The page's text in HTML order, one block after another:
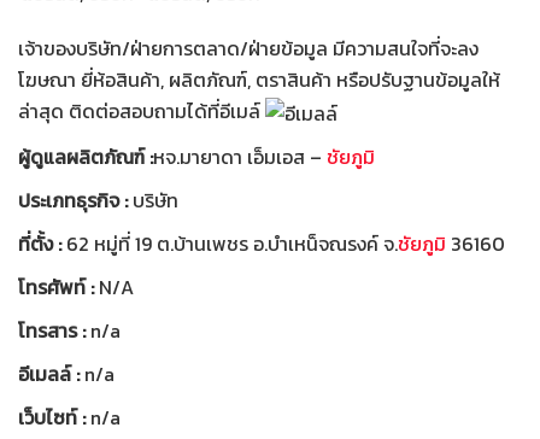
เจ้าของบริษัท/ฝ่ายการตลาด/ฝ่ายข้อมูล มีความสนใจที่จะลง
โฆษณา ยี่ห้อสินค้า, ผลิตภัณฑ์, ตราสินค้า หรือปรับฐานข้อมูลให้
ล่าสุด ติดต่อสอบถามได้ที่อีเมล์
ผู้ดูแลผลิตภัณฑ์ :หจ.มายาดา เอ็มเอส – ชัยภูมิ
ประเภทธุรกิจ :บริษัท
ที่ตั้ง :62 หมู่ที่ 19 ต.บ้านเพชร อ.บำเหน็จณรงค์ จ.ชัยภูมิ 36160
โทรศัพท์ :N/A
โทรสาร :n/a
อีเมลล์ :n/a
เว็บไซท์ :n/a